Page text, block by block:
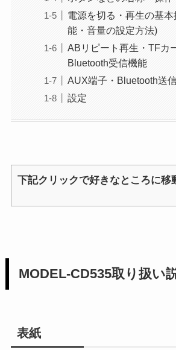
電源を切る・再生の基
能・音量の設定方法)
ABリピート再生・TFカ
Bluetooth受信機能
AUX端子・Bluetooth送
設定
下記クリックで好きなところに移
MODEL-CD535取り扱い
表紙